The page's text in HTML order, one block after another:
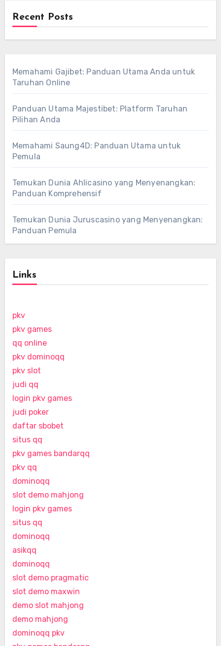
Recent Posts
Memahami Gajibet: Panduan Utama Anda untuk
Taruhan Online
Panduan Utama Majestibet: Platform Taruhan
Pilihan Anda
Memahami Saung4D: Panduan Utama untuk
Pemula
Temukan Dunia Ahlicasino yang Menyenangkan:
Panduan Komprehensif
Temukan Dunia Juruscasino yang Menyenangkan:
Panduan Pemula
Links
pkv
pkv games
qq online
pkv dominoqq
pkv slot
judi qq
login pkv games
judi poker
daftar sbobet
situs qq
pkv games bandarqq
pkv qq
dominoqq
slot demo mahjong
login pkv games
situs qq
dominoqq
asikqq
dominoqq
slot demo pragmatic
slot demo maxwin
demo slot mahjong
demo mahjong
dominoqq pkv